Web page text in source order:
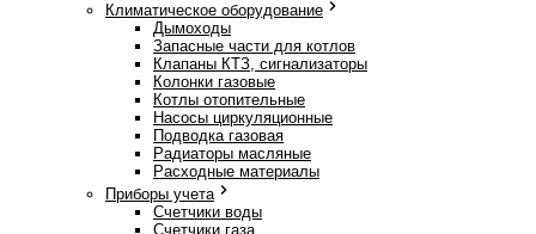
Климатическое оборудование
Дымоходы
Запасные части для котлов
Клапаны КТЗ, сигнализаторы
Колонки газовые
Котлы отопительные
Насосы циркуляционные
Подводка газовая
Радиаторы масляные
Расходные материалы
Приборы учета
Счетчики воды
Счетчики газа